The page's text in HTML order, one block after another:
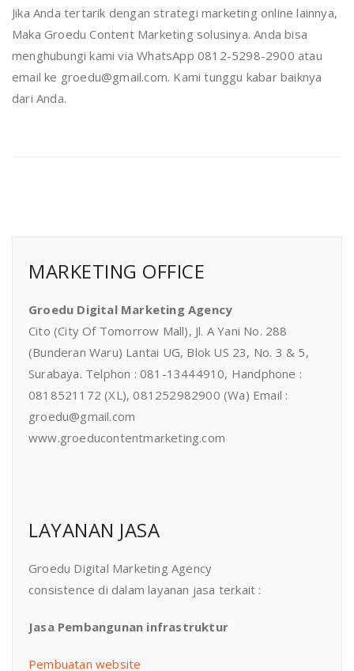
Jika Anda tertarik dengan strategi marketing online lainnya,
Maka Groedu Content Marketing solusinya. Anda bisa
menghubungi kami via WhatsApp 0812-5298-2900 atau
email ke groedu@gmail.com. Kami tunggu kabar baiknya
dari Anda.
MARKETING OFFICE
Groedu Digital Marketing Agency
Cito (City Of Tomorrow Mall), Jl. A Yani No. 288
(Bunderan Waru) Lantai UG, Blok US 23, No. 3 & 5,
Surabaya. Telphon : 081-13444910, Handphone :
0818521172 (XL), 081252982900 (Wa) Email :
groedu@gmail.com
www.groeducontentmarketing.com
LAYANAN JASA
Groedu Digital Marketing Agency
consistence di dalam layanan jasa terkait :
Jasa Pembangunan infrastruktur
Pembuatan website